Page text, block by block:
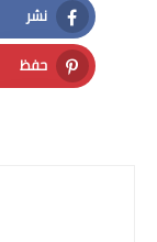
نشر
Facebook
حفظ
Pinterest